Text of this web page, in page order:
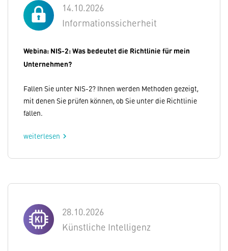
14.10.2026
Informationssicherheit
Webina: NIS-2: Was bedeutet die Richtlinie für mein
Unternehmen?
Fallen Sie unter NIS-2? Ihnen werden Methoden gezeigt,
mit denen Sie prüfen können, ob Sie unter die Richtlinie
fallen.
weiterlesen chevron_right
28.10.2026
Künstliche Intelligenz